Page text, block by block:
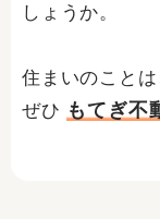
しょうか。
住まいのことは
ぜひ もてぎ不